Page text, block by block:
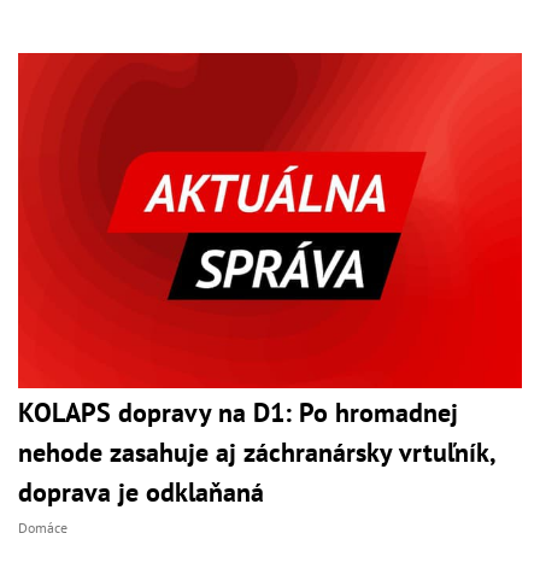
KOLAPS dopravy na D1: Po hromadnej
nehode zasahuje aj záchranársky vrtuľník,
doprava je odklaňaná
Domáce